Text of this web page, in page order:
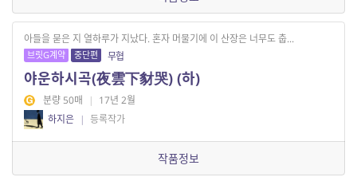
아들을 묻은 지 열하루가 지났다. 혼자 머물기에 이 산장은 너무도 춥...
브릿G계약 중단편 무협
야운하시곡(夜雲下豺哭) (하)
분량 50매 | 17년 2월
하지은 | 등록작가
작품정보